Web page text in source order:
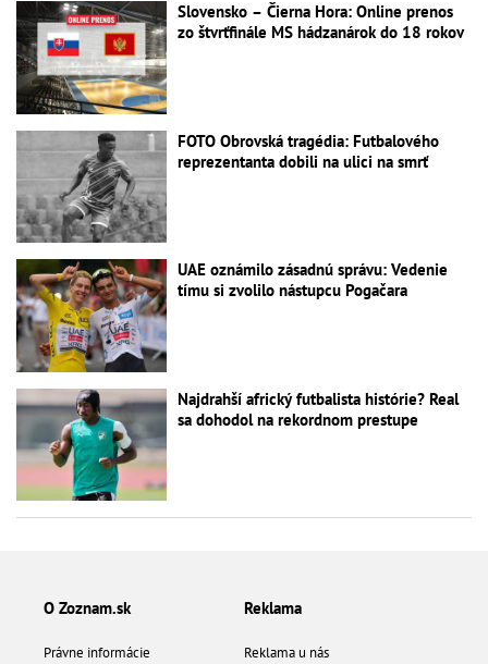
Slovensko – Čierna Hora: Online prenos
zo štvrťfinále MS hádzanárok do 18 rokov
FOTO Obrovská tragédia: Futbalového
reprezentanta dobili na ulici na smrť
UAE oznámilo zásadnú správu: Vedenie
tímu si zvolilo nástupcu Pogačara
Najdrahší africký futbalista histórie? Real
sa dohodol na rekordnom prestupe
O Zoznam.sk
Právne informácie
Reklama
Reklama u nás